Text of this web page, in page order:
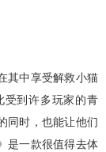
其中享受解救小猫
受到许多玩家的青
同时，也能让他们
是一款很值得去体